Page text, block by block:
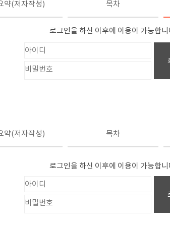
약(저자작성) 목차
로그인을 하신 이후에 이용이 가능합니
약(저자작성) 목차
로그인을 하신 이후에 이용이 가능합니